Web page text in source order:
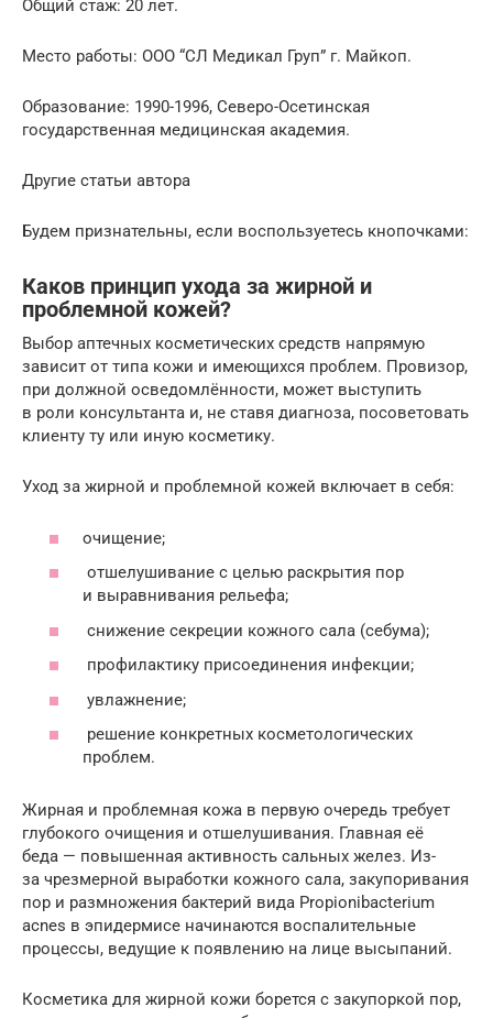
Общий стаж: 20 лет.
Место работы: ООО “СЛ Медикал Груп” г. Майкоп.
Образование: 1990-1996, Северо-Осетинская
государственная медицинская академия.
Другие статьи автора
Будем признательны, если воспользуетесь кнопочками:
Каков принцип ухода за жирной и
проблемной кожей?
Выбор аптечных косметических средств напрямую
зависит от типа кожи и имеющихся проблем. Провизор,
при должной осведомлённости, может выступить
в роли консультанта и, не ставя диагноза, посоветовать
клиенту ту или иную косметику.
Уход за жирной и проблемной кожей включает в себя:
очищение;
отшелушивание с целью раскрытия пор
и выравнивания рельефа;
снижение секреции кожного сала (себума);
профилактику присоединения инфекции;
увлажнение;
решение конкретных косметологических
проблем.
Жирная и проблемная кожа в первую очередь требует
глубокого очищения и отшелушивания. Главная её
беда — повышенная активность сальных желез. Из-
за чрезмерной выработки кожного сала, закупоривания
пор и размножения бактерий вида Propionibacterium
acnes в эпидермисе начинаются воспалительные
процессы, ведущие к появлению на лице высыпаний.
Косметика для жирной кожи борется с закупоркой пор,